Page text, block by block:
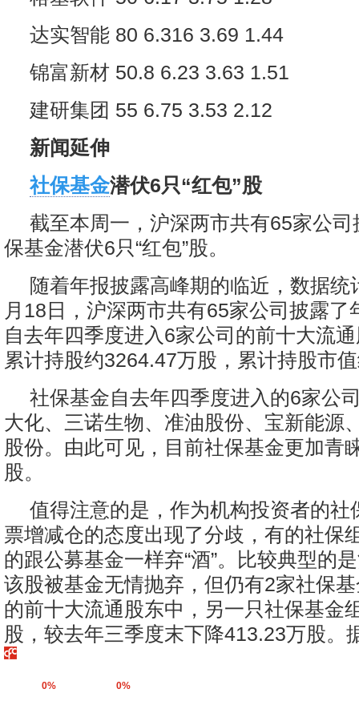
达实智能 80 6.316 3.69 1.44
锦富新材 50.8 6.23 3.63 1.51
建研集团 55 6.75 3.53 2.12
新闻延伸
社保基金潜伏6只“红包”股
截至本周一，沪深两市共有65家公
保基金潜伏6只“红包”股。
随着年报披露高峰期的临近，数据统
月18日，沪深两市共有65家公司披露了
自去年四季度进入6家公司的前十大流
累计持股约3264.47万股，累计持股市
社保基金自去年四季度进入的6家公
大化、三诺生物、准油股份、宝新能源
股份。由此可见，目前社保基金更加青
股。
值得注意的是，作为机构投资者的社
票增减仓的态度出现了分歧，有的社保
的跟公募基金一样弃“酒”。比较典型的
该股被基金无情抛弃，但仍有2家社保
的前十大流通股东中，另一只社保基金
股，较去年三季度末下降413.23万股。
0% 0%